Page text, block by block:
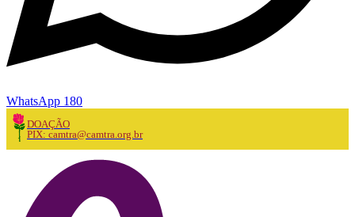
WhatsApp 180
DOAÇÃO
PIX: camtra@camtra.org.br